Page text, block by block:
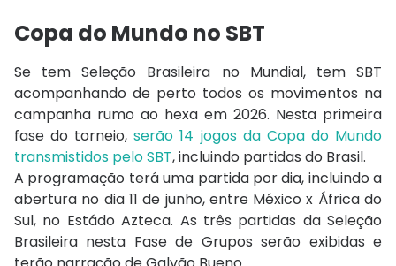
Copa do Mundo no SBT
Se tem Seleção Brasileira no Mundial, tem SBT
acompanhando de perto todos os movimentos na
campanha rumo ao hexa em 2026. Nesta primeira
fase do torneio,serão 14 jogos da Copa do Mundo
transmistidos pelo SBT, incluindo partidas do Brasil.
A programação terá uma partida por dia, incluindo a
abertura no dia 11 de junho, entre México x África do
Sul, no Estádo Azteca. As três partidas da Seleção
Brasileira nesta Fase de Grupos serão exibidas e